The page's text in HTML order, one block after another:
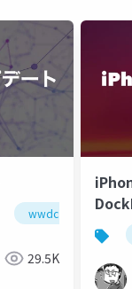
wwdc ios18
29.5K